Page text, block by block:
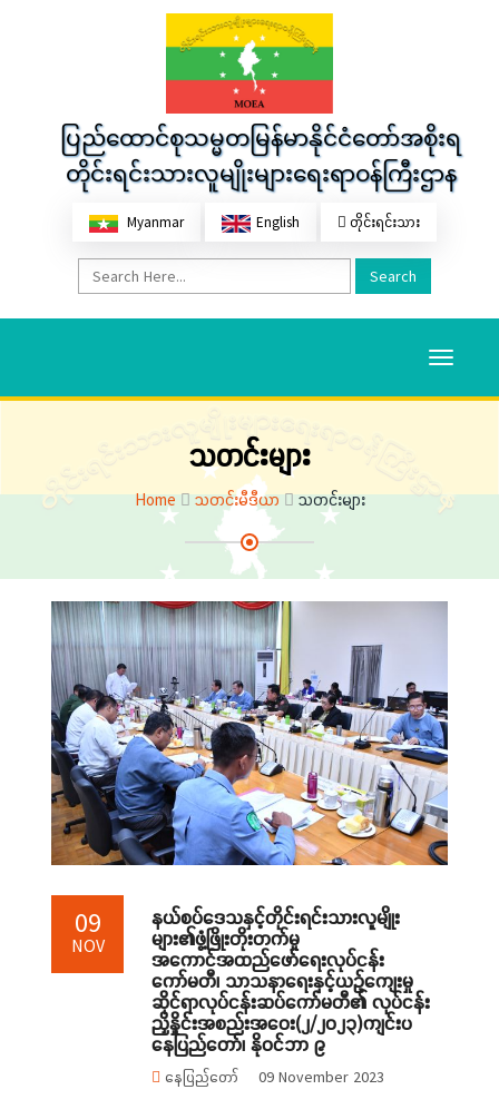
ပြည်ထောင်စုသမ္မတမြန်မာနိုင်ငံတော်အစိုးရ
တိုင်းရင်းသားလူမျိုးများရေးရာဝန်ကြီးဌာန
Myanmar English တိုင်းရင်းသား
Search
Toggle
သတင်းများ
Home သတင်းမီဒီယာ သတင်းများ
09
NOV
နယ်စပ်ဒေသနှင့်တိုင်းရင်းသားလူမျိုး
များ၏ဖွံ့ဖြိုးတိုးတက်မှု
အကောင်အထည်ဖော်ရေးလုပ်ငန်း
ကော်မတီ၊ သာသနာရေးနှင့်ယဉ်ကျေးမှု
ဆိုင်ရာလုပ်ငန်းဆပ်ကော်မတီ၏ လုပ်ငန်း
ညှိနှိုင်းအစည်းအဝေး(၂/၂၀၂၃)ကျင်းပ
နေပြည်တော်၊ နိုဝင်ဘာ ၉
နေပြည်တော် 09 November 2023